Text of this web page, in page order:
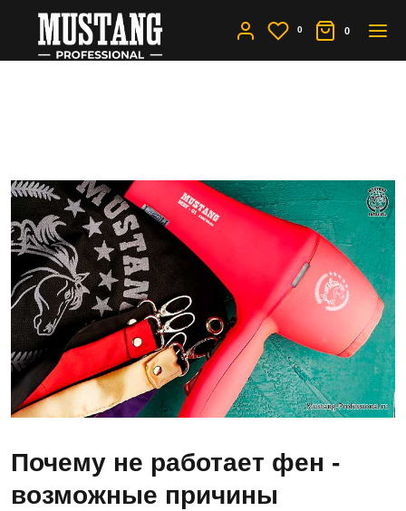
0 0
Почему не работает фен -
возможные причины